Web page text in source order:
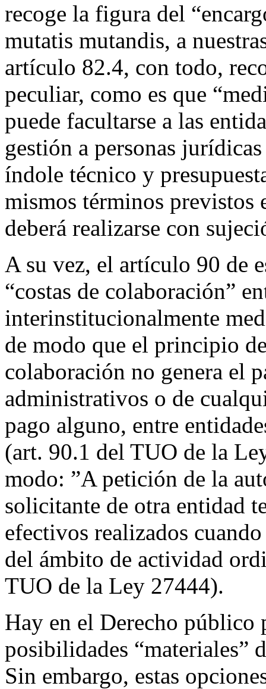
recoge la figura del
mutatis mutandis, a
artículo 82.4, con todo,
peculiar, como es que
puede facultarse a las
gestión a personas
índole técnico y
mismos términos previstos
deberá realizarse con
A su vez, el artículo 90 de
“costas de colaboración”
interinstitucionalmente
de modo que el principio
colaboración no genera el
administrativos o de
pago alguno, entre
(art. 90.1 del TUO de la
modo: ”A petición de la
solicitante de otra entidad
efectivos realizados
del ámbito de actividad
TUO de la Ley 27444).
Hay en el Derecho público
posibilidades “materiales”
Sin embargo, estas